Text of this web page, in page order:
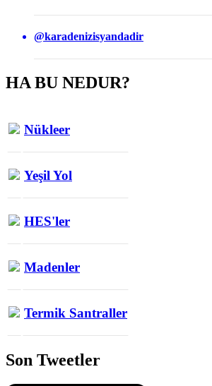
@karadenizisyandadir
HA BU NEDUR?
Nükleer
Yeşil Yol
HES'ler
Madenler
Termik Santraller
Son Tweetler